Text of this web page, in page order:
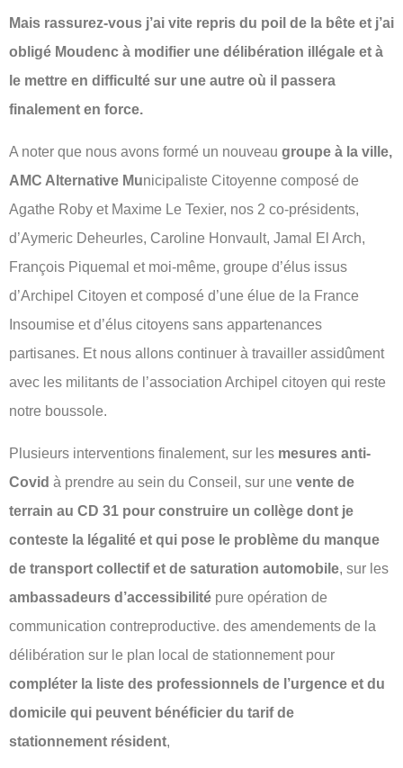
Mais rassurez-vous j’ai vite repris du poil de la bête et j’ai
obligé Moudenc à modifier une délibération illégale et à
le mettre en difficulté sur une autre où il passera
finalement en force.
A noter que nous avons formé un nouveau groupe à la ville,
AMC Alternative Municipaliste Citoyenne composé de
Agathe Roby et Maxime Le Texier, nos 2 co-présidents,
d’Aymeric Deheurles, Caroline Honvault, Jamal El Arch,
François Piquemal et moi-même, groupe d’élus issus
d’Archipel Citoyen et composé d’une élue de la France
Insoumise et d’élus citoyens sans appartenances
partisanes. Et nous allons continuer à travailler assidûment
avec les militants de l’association Archipel citoyen qui reste
notre boussole.
Plusieurs interventions finalement, sur les mesures anti-
Covid à prendre au sein du Conseil, sur une vente de
terrain au CD 31 pour construire un collège dont je
conteste la légalité et qui pose le problème du manque
de transport collectif et de saturation automobile, sur les
ambassadeurs d’accessibilité pure opération de
communication contreproductive. des amendements de la
délibération sur le plan local de stationnement pour
compléter la liste des professionnels de l’urgence et du
domicile qui peuvent bénéficier du tarif de
stationnement résident,